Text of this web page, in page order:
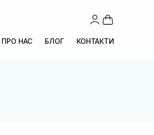
ПРО НАС БЛОГ КОНТАКТИ